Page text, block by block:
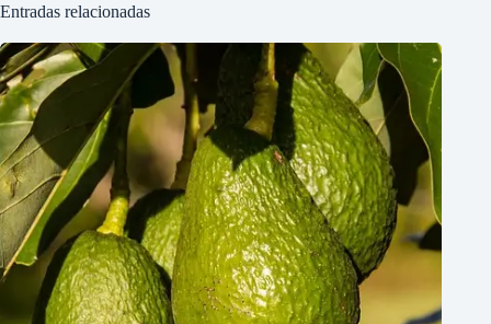
Entradas relacionadas